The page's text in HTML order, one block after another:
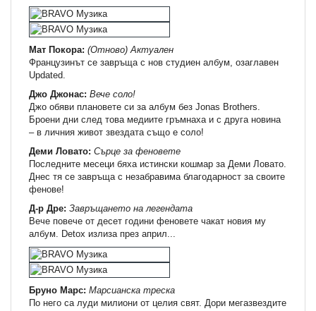
Мат Покора: (Отново) Актуален
Французинът се завръща с нов студиен албум, озаглавен
Updated.
Джо Джонас: Вече соло!
Джо обяви плановете си за албум без Jonas Brothers.
Броени дни след това медиите гръмнаха и с друга новина
– в личния живот звездата също е соло!
Деми Ловато: Сърце за феновете
Последните месеци бяха истински кошмар за Деми Ловато.
Днес тя се завръща с незабравима благодарност за своите
фенове!
Д-р Дре: Завръщането на легендата
Вече повече от десет години феновете чакат новия му
албум. Detox излиза през април...
Бруно Марс: Марсианска треска
По него са луди милиони от целия свят. Дори мегазвездите